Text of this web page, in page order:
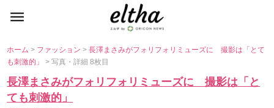
ホーム> ファッション>長澤まさみがフォリフォリミューズに 撮影は「とて
も刺激的」> 写真・詳細 8枚目
長澤まさみがフォリフォリミューズに 撮影は「と
ても刺激的」